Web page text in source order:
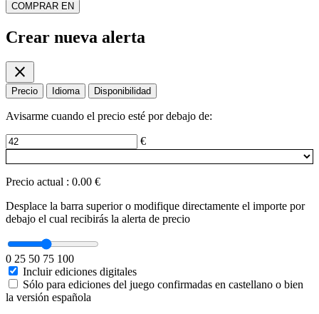
COMPRAR EN
Crear nueva alerta
close
Precio Idioma Disponibilidad
Avisarme cuando el precio esté por debajo de:
€
Precio actual : 0.00 €
Desplace la barra superior o modifique directamente el importe por
debajo el cual recibirás la alerta de precio
0 25 50 75 100
Incluir ediciones digitales
Sólo para ediciones del juego confirmadas en castellano o bien
la versión española